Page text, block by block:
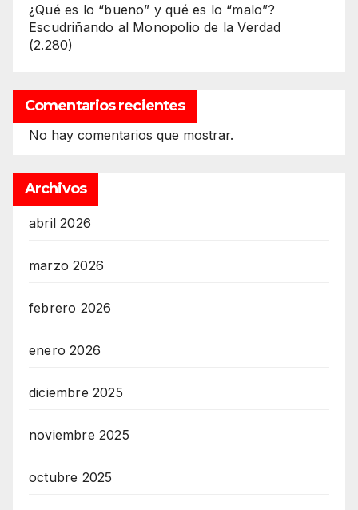
¿Qué es lo “bueno” y qué es lo “malo”?
Escudriñando al Monopolio de la Verdad
(2.280)
Comentarios recientes
No hay comentarios que mostrar.
Archivos
abril 2026
marzo 2026
febrero 2026
enero 2026
diciembre 2025
noviembre 2025
octubre 2025